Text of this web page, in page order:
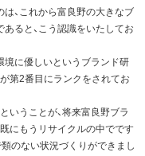
、これから富良野の大きなブ
ると、こう認識をいたしてお
境に優しいというブランド研
第2番目にランクをされてお
いうことが、将来富良野ブラ
にもうリサイクルの中でです
のない状況づくりができまし